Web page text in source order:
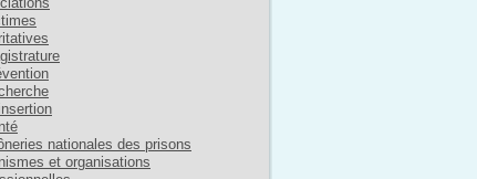
nationales des prisons
et organisations